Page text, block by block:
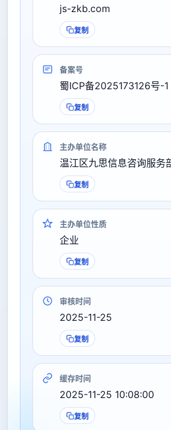
js-zkb.com
复制
备案号
蜀ICP备2025173126号-1
复制
主办单位名称
温江区九思信息咨询服务
复制
主办单位性质
企业
复制
审核时间
2025-11-25
复制
缓存时间
2025-11-25 10:08:00
复制